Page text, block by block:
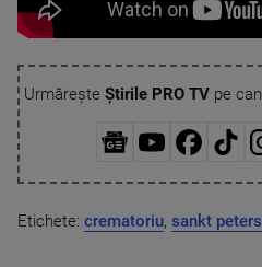
Urmărește Știrile PRO TVpe
Etichete: crematoriu, sankt